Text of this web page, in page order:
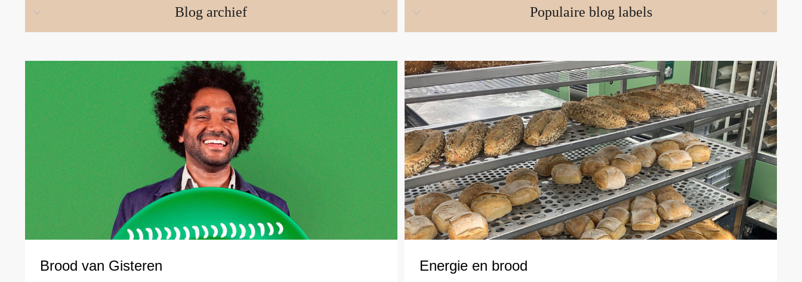
Blog archief Populaire blog labels
Brood van Gisteren Energie en brood